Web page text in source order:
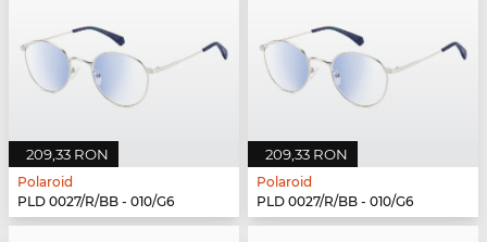
209,33 RON
Polaroid
PLD 0027/R/BB - 010/G6
209,33 RON
Polaroid
PLD 0027/R/BB - 010/G6